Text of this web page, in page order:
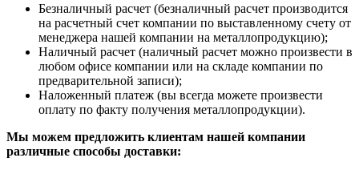
Безналичный расчет (безналичный расчет производится
на расчетный счет компании по выставленному счету от
менеджера нашей компании на металлопродукцию);
Наличный расчет (наличный расчет можно произвести в
любом офисе компании или на складе компании по
предварительной записи);
Наложенный платеж (вы всегда можете произвести
оплату по факту получения металлопродукции).
Мы можем предложить клиентам нашей компании
различные способы доставки: